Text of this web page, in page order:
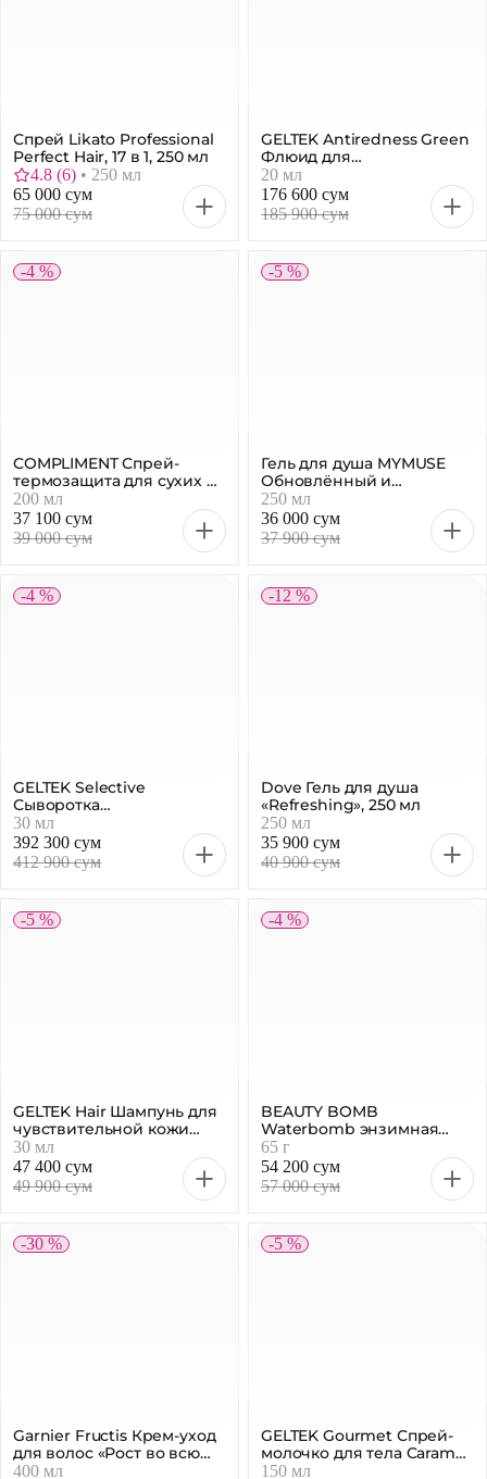
Perfect Hair, 17 в 1, 250 мл
4.8(6 ) • 250 мл
65 000 сум
75 000 сум
Флюид для
чувствительной кожи, 20
мл
20 мл
176 600 сум
185 900 сум
термозащита для сухих и
поврежденных волос, 200
мл
200 мл
37 100 сум
39 000 сум
Обновлённый и
жизнерадостный, 250 мл
250 мл
36 000 сум
37 900 сум
Сыворотка
антиоксидантная C-
Energy, 30 мл
30 мл
392 300 сум
412 900 сум
«Refreshing», 250 мл
250 мл
35 900 сум
40 900 сум
чувствительной кожи
головы, 30 мл
30 мл
47 400 сум
49 900 сум
Waterbomb энзимная
пудра для умывания, 65 г
65 г
54 200 сум
57 000 сум
для волос «Рост во всю
силу», 400 мл
400 мл
44 800 сум
молочко для тела Caramel
Popcorn, 150 мл
150 мл
214 600 сум